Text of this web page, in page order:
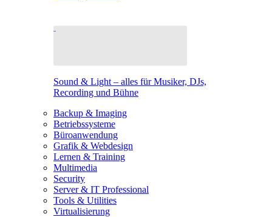
Sound & Light – alles für Musiker, DJs,
Recording und Bühne
Backup & Imaging
Betriebssysteme
Büroanwendung
Grafik & Webdesign
Lernen & Training
Multimedia
Security
Server & IT Professional
Tools & Utilities
Virtualisierung